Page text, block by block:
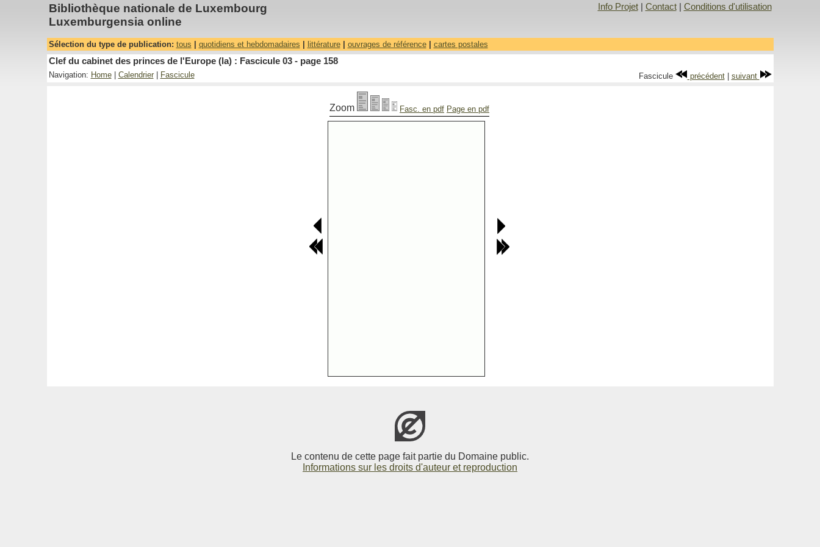
Bibliothèque nationale de Luxembourg
Luxemburgensia online
Info Projet| Contact| Conditions d'utilisation
Sélection du type de publication: tous quotidiens et hebdomadaires littérature| ouvrages de référence| cartes postales
Clef du cabinet des princes de l'Europe (la) : Fascicule 03 - page 158
Navigation: Home| Calendrier| Fascicule Fascicule précédent| suivant
Zoom Fasc. en pdf Page en pdf
Le contenu de cette page fait partie du Domaine public.
Informations sur les droits d'auteur et reproduction